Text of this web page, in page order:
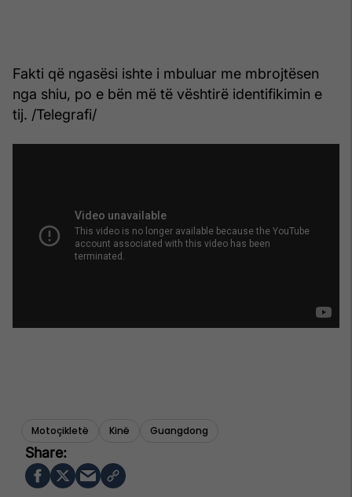
Fakti që ngasësi ishte i mbuluar me mbrojtësen
nga shiu, po e bën më të vështirë identifikimin e
tij. /Telegrafi/
Motoçikletë Kinë Guangdong